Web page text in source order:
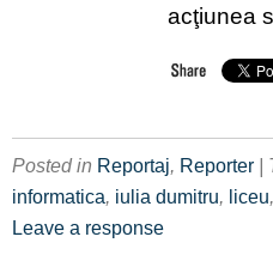
acţiunea
Posted in Reportaj, Reporter |
informatica, iulia dumitru, liceu,
Leave a response